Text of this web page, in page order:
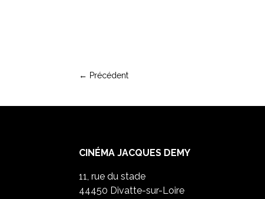
← Précédent
CINÉMA JACQUES DEMY
11, rue du stade
44450 Divatte-sur-Loire